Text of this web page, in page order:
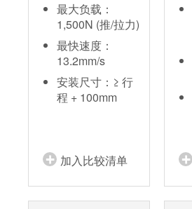
最大负载：
1,500N (推/拉力)
最快速度：
13.2mm/s
安装尺寸：≥ 行
程 + 100mm
加入比较清单